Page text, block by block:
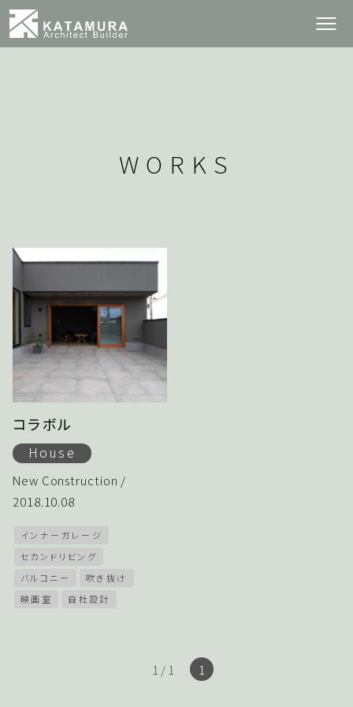
WORKS
コラボル
House
New Construction /
2018.10.08
インナーガレージ
セカンドリビング
バルコニー
吹き抜け
映画室
自社設計
1 / 1 1